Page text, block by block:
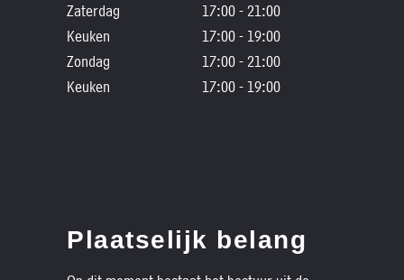
Zaterdag
17:00 - 21:00
Keuken
17:00 - 19:00
Zondag
17:00 - 21:00
Keuken
17:00 - 19:00
Plaatselijk belang